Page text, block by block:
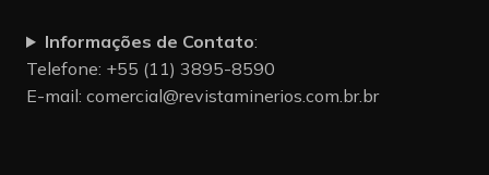
Informações de Contato:
Telefone: +55 (11) 3895-8590
E-mail: comercial@revistaminerios.com.br.br